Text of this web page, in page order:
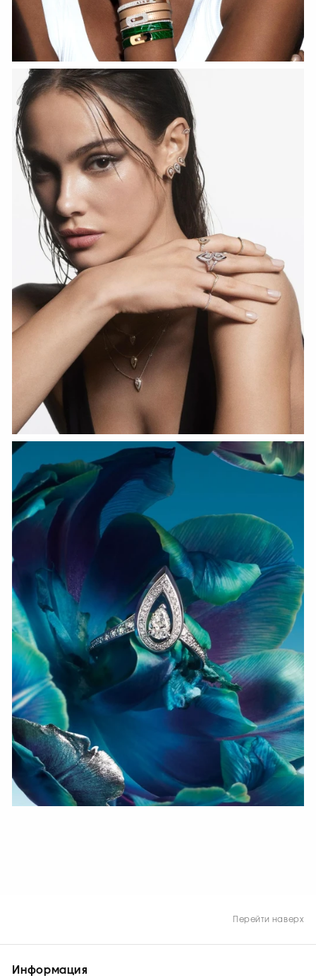
Fiery Diamond Pave Wedding Ring
СМОТРЕТЬ СЕЙЧАС
СМОТРЕТЬ СЕЙЧАС
Перейти наверх
Информация